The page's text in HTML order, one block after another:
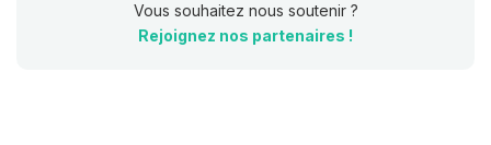
Vous souhaitez nous soutenir ?
Rejoignez nos partenaires !